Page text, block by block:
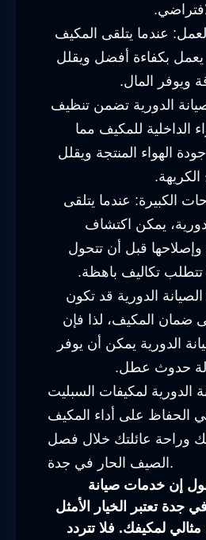
عندما يتلقى المكيف
يعمل بكفاءة أفضل ويقلل
ويوفر المال.
الدورية تضمن تنظيف
الداخلية للمكيف مما
الهواء المنتجة ويقلل
الكبيرة: عندما يتلقى
يمكن اكتشاف
قبل أن تتحول
تكاليف باهظة.
الدورية قد تكون
ضمان المكيف، لذا فإن
الدورية يمكن أن يوفر
حدوث عطل.
الدورية لمكيفات السبليت
الحفاظ على أداء المكيف
وراحة عائلتك خلال فصل
الصيف الحار في جدة.
إن خدمات صيانة
جدة تعتبر الخيار الأمثل
لمكيفك. فلا تتردد